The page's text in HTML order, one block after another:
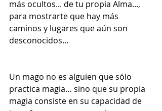
más ocultos... de tu propia Alma...,
para mostrarte que hay más
caminos y lugares que aún son
desconocidos…
Un mago no es alguien que sólo
practica magia… sino que su propia
magia consiste en su capacidad de